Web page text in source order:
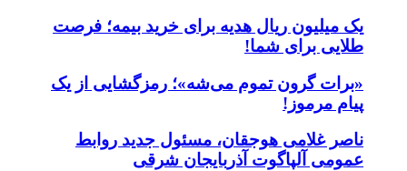
یک میلیون ریال هدیه برای خرید بیمه؛ فرصت
طلایی برای شما!
«برات گرون تموم می‌شه»؛ رمزگشایی از یک
پیام مرموز!
ناصر غلامی هوجقان، مسئول جدید روابط
عمومی آلپاگوت آذربایجان شرقی